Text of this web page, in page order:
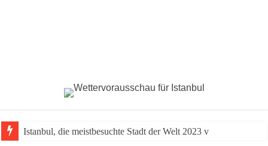
Istanbul, die meistbesuchte Stadt der Welt 2023 vor